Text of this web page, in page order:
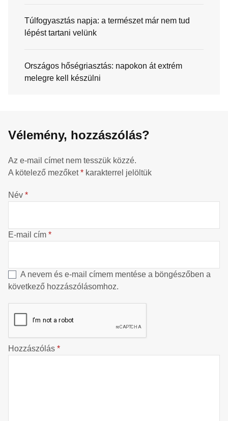
Túlfogyasztás napja: a természet már nem tud
lépést tartani velünk
Országos hőségriasztás: napokon át extrém
melegre kell készülni
Vélemény, hozzászólás?
Az e-mail címet nem tesszük közzé.
A kötelező mezőket* karakterrel jelöltük
Név *
E-mail cím *
A nevem és e-mail címem mentése a böngészőben a
következő hozzászólásomhoz.
Hozzászólás *